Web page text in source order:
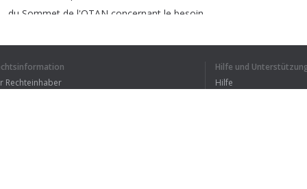
du Sommet de l'OTAN concernant le besoin
sur le plan économique
nos économies respectives,il faut plus de
Rechteinhaber
Hilfe und
Hilfe